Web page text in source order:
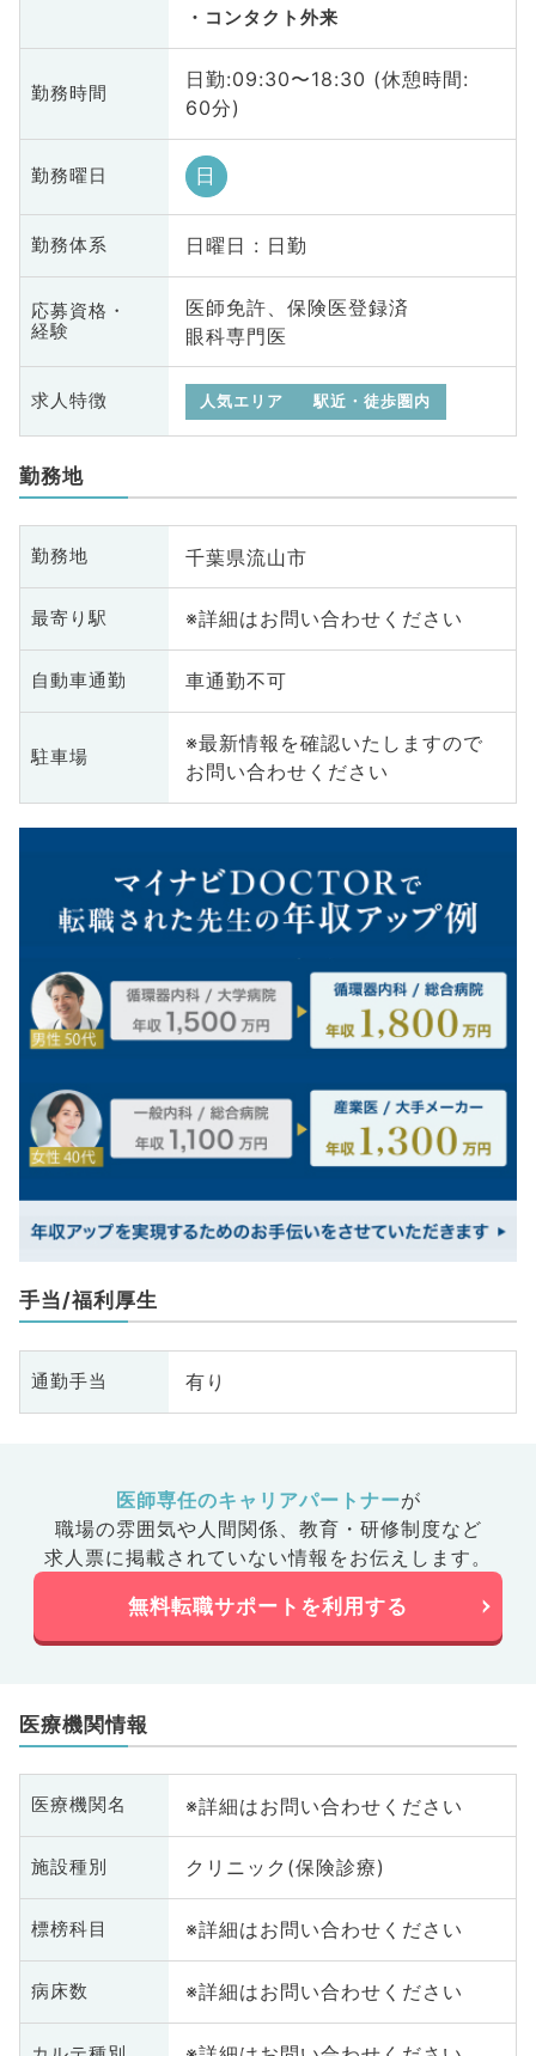
コンタクト外来
勤務時間
日勤:09:30〜18:30 (休憩時間:
60分)
勤務曜日 日
勤務体系 日曜日 : 日勤
応募資格・
経験
医師免許、保険医登録済
眼科専門医
求人特徴 人気エリア 駅近・徒歩圏内
勤務地
勤務地 千葉県流山市
最寄り駅 ※詳細はお問い合わせください
自動車通勤 車通勤不可
駐車場
※最新情報を確認いたしますので
お問い合わせください
手当/福利厚生
通勤手当 有り
医師専任のキャリアパートナーが
職場の雰囲気や人間関係、 教育・研修制度など
求人票に掲載されていない情報をお伝えします。
無料転職サポートを利用する
医療機関情報
医療機関名 ※詳細はお問い合わせください
施設種別 クリニック(保険診療)
標榜科目 ※詳細はお問い合わせください
病床数 ※詳細はお問い合わせください